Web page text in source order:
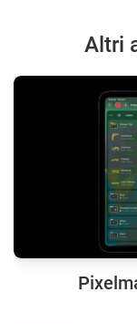
Altri